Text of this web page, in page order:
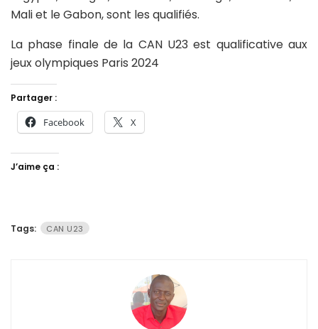
Mali et le Gabon, sont les qualifiés.
La phase finale de la CAN U23 est qualificative aux
jeux olympiques Paris 2024
Partager :
Facebook X
J’aime ça :
Tags: CAN U23